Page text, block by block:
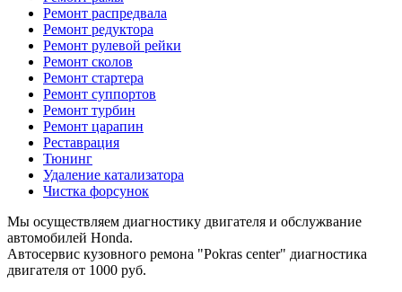
Ремонт распредвала
Ремонт редуктора
Ремонт рулевой рейки
Ремонт сколов
Ремонт стартера
Ремонт суппортов
Ремонт турбин
Ремонт царапин
Реставрация
Тюнинг
Удаление катализатора
Чистка форсунок
Мы осуществляем диагностику двигателя и обслужвание
автомобилей Honda.
Автосервис кузовного ремона "Pokras center" диагностика
двигателя от 1000 руб.